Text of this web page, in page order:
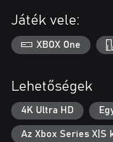
Játék vele:
XBOX One
Lehetőségek
4K Ultra HD
Az Xbox Series X|S